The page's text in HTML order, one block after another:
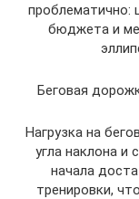
проблематично:
бюджета и
Беговая
Нагрузка на
угла наклона и
начала
тренировки,